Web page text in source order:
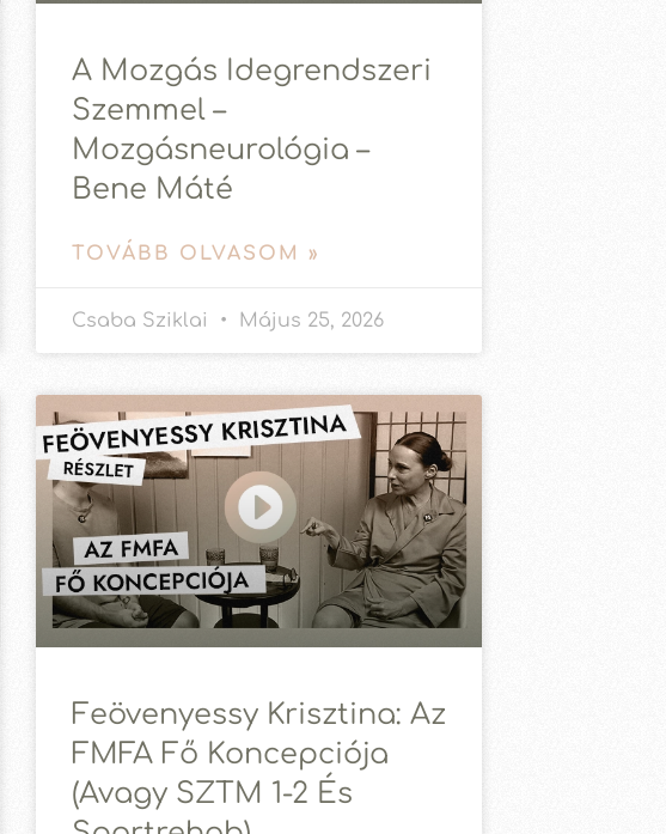
A Mozgás Idegrendszeri
Szemmel –
Mozgásneurológia –
Bene Máté
TOVÁBB OLVASOM »
Csaba Sziklai Május 25, 2026
Feövenyessy Krisztina: Az
FMFA Fő Koncepciója
(avagy SZTM 1-2 És